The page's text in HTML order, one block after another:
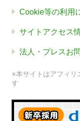
Cookie等の利用
サイトアクセス
法人・プレスお
※本サイトはアフィリ
す